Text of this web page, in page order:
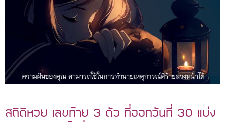
สถิติหวย เลขท้าย 3 ตัว ที่ออกวันที่ 30 แบ่ง